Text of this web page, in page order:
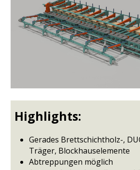
Highlights:
Gerades Brettschichtholz-,
Träger, Blockhauselemente
Abtreppungen möglich